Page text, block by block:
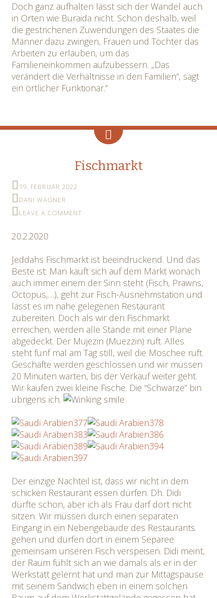
Doch ganz aufhalten lässt sich der Wandel auch
in Orten wie Buraida nicht. Schon deshalb, weil
die gestrichenen Zuwendungen des Staates die
Männer dazu zwingen, Frauen und Töchter das
Arbeiten zu erlauben, um das
Familieneinkommen aufzubessern. „Das
verändert die Verhältnisse in den Familien“, sagt
ein örtlicher Funktionär.”
Fischmarkt
19. FEBRUAR 2022
DANI WAGNER
LEAVE A COMMENT
20.2.2020
Jeddahs Fischmarkt ist beeindruckend. Und das
Beste ist: Man kauft sich auf dem Markt wonach
auch immer einem der Sinn steht (Fisch, Prawns,
Octopus,…), geht zur Fisch-Ausnehmstation und
lässt es im nahe gelegenen Restaurant
zubereiten. Doch als wir den Fischmarkt
erreichen, werden alle Stände mit einer Plane
abgedeckt. Der Mujezin (Muezzin) ruft. Alles
steht fünf mal am Tag still, weil die Moschee ruft.
Geschäfte werden geschlossen und wir müssen
20 Minuten warten, bis der Verkauf weiter geht.
Wir kaufen zwei kleine Fische. Die “Schwarze” bin
übrigens ich.
Der einzige Nachteil ist, dass wir nicht in dem
schicken Restaurant essen dürfen. Dh. Didi
dürfte schon, aber ich als Frau darf dort nicht
sitzen. Wir müssen durch einen separaten
Eingang in ein Nebengebäude des Restaurants
gehen und dürfen dort in einem Separee
gemeinsam unseren Fisch verspeisen. Didi meint,
der Raum fühlt sich an wie damals als er in der
Werkstatt gelernt hat und man zur Mittagspause
mit seinem Sandwich eben in einem solchen